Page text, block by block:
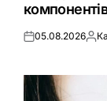
компонентів
Оприлюднено
05.08.2026